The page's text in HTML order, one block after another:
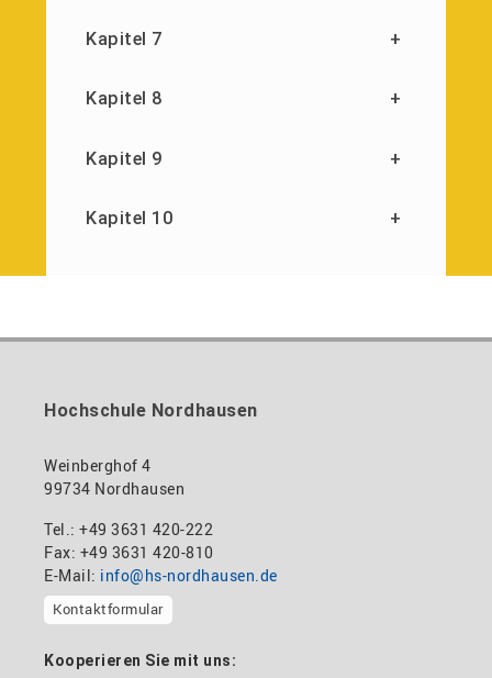
Kapitel 7 +
Kapitel 8 +
Kapitel 9 +
Kapitel 10 +
Hochschule Nordhausen
Weinberghof 4
99734 Nordhausen
Tel.: +49 3631 420-222
Fax: +49 3631 420-810
E-Mail: info@hs-nordhausen.de
Kontaktformular
Kooperieren Sie mit uns: